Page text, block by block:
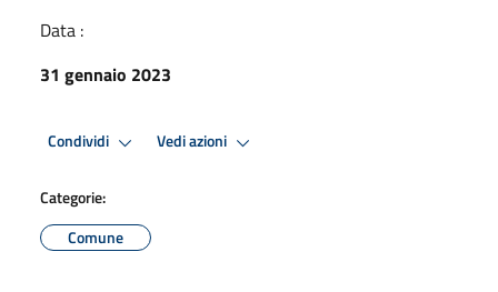
Data :
31 gennaio 2023
Condividi Vedi azioni
Categorie:
Comune